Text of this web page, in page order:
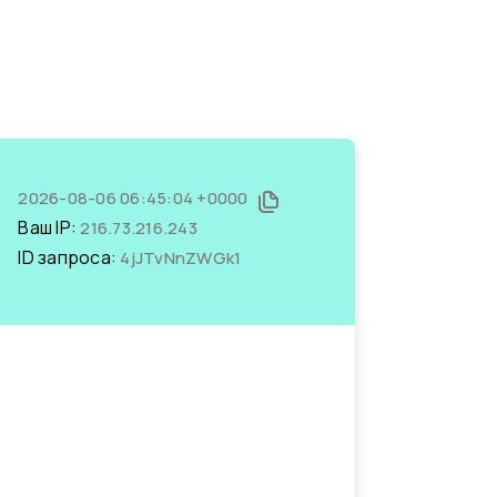
2026-08-06 06:45:04 +0000
Ваш IP:216.73.216.243
ID запроса: 4jJTvNnZWGk1